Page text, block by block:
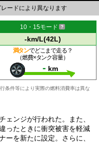
ードにより異なります
10・15モード
-km/L(42L)
満タンでどこまで走る？
（燃費×タンク容量）
- km
条件等により実際の燃料消費率は異な
ェンジが行われた。また、
ったときに衝突被害を軽減
ーを新たに設定。さらに、